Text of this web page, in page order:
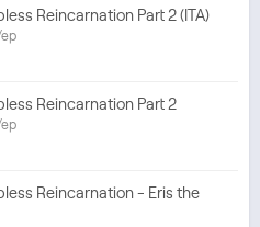
Reincarnation Part 2 (ITA)
Reincarnation Part 2
Reincarnation - Eris the